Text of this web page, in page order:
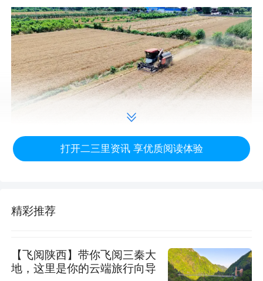
打开二三里资讯 享优质阅读体验
精彩推荐
【飞阅陕西】带你飞阅三秦大
地，这里是你的云端旅行向导